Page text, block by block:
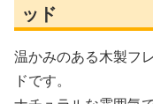
ッド
温かみのある木製フ
ドです。